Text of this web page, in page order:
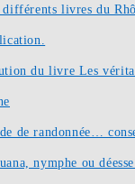
différents livres du
du livre Les
de randonnée…
nymphe ou